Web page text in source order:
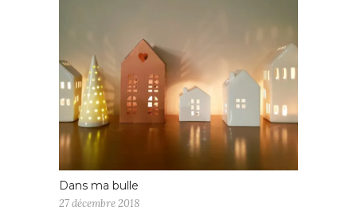
Dans ma bulle
27 décembre 2018